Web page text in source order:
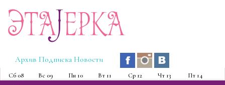
ЭтаJерка
Архив Подписка Новости
Сб 08 Вс 09 Пн 10 Вт 11 Ср 12 Чт 13 Пт 14